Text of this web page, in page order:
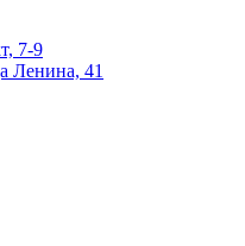
7-9
Ленина, 41